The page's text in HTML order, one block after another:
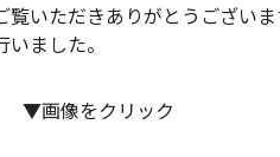
いただきありがとうございま
ました。
▼画像をクリック